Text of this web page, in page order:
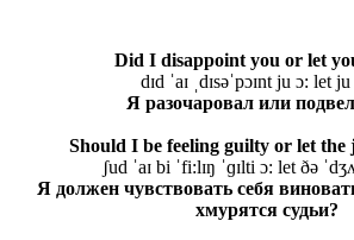
Did I disappoint you or let
dɪd ˈaɪ ˌdɪsəˈpɔɪnt ju ɔ: let
Я разочаровал или
Should I be feeling guilty or let the
ʃud ˈaɪ bi ˈfi:lɪŋ ˈɡɪlti ɔ: let ðə
Я должен чувствовать себя
хмурятся судьи?